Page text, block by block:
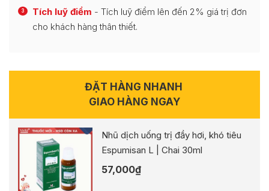
3 Tích luỹ điểm - Tích luỹ điểm lên đến 2% giá trị đơn
cho khách hàng thân thiết.
ĐẶT HÀNG NHANH
GIAO HÀNG NGAY
Nhũ dịch uống trị đầy hơi, khó tiêu
Espumisan L | Chai 30ml
57,000₫